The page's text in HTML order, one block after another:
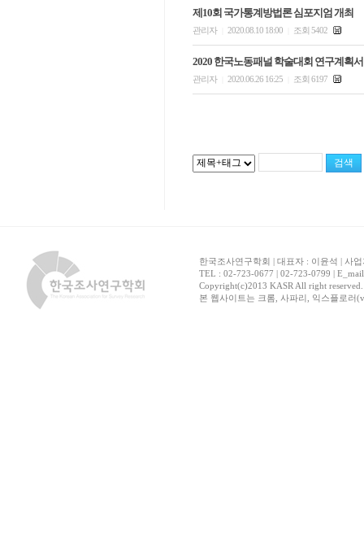
제10회 국가통계방법론 심포지엄 개최
관리자 2020.08.10 18:00 조회 5402
2020 한국노동패널 학술대회 연구계획
관리자 2020.06.26 16:25 조회 6197
한국조사연구학회 | 대표자 : 이윤석 | 사
TEL : 02-723-0677 | 02-723-0799 | E_mail
Copyright(c)2013 KASR All right
본 웹사이트는 크롬, 사파리, 익스플로러